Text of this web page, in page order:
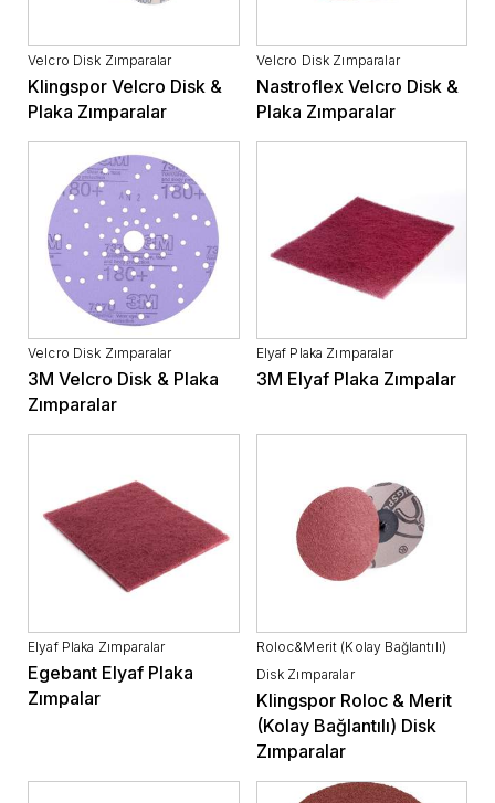
Elyaf Plaka Zımparalar
3M Elyaf Plaka Zımpalar
Elyaf Plaka Zımparalar
Egebant Elyaf Plaka
Zımpalar
Velcro Disk Zımparalar
Klingspor Velcro Disk &
Plaka Zımparalar
Velcro Disk Zımparalar
Nastroflex Velcro Disk &
Plaka Zımparalar
Velcro Disk Zımparalar
3M Velcro Disk & Plaka
Zımparalar
Roloc&Merit (Kolay Bağlantılı)
Disk Zımparalar
Klingspor Roloc & Merit
(Kolay Bağlantılı) Disk
Zımparalar